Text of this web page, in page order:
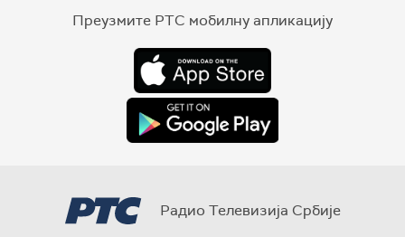
Преузмите РТС мобилну апликацију
Радио Телевизија Србије